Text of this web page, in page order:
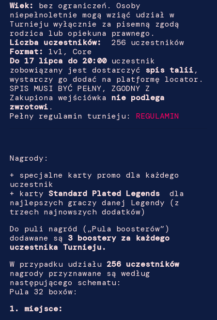
Wiek:
bez ograniczeń. Osoby
niepełnoletnie mogą wziąć udział w
Turnieju wyłącznie za pisemną zgodą
rodzica lub opiekuna prawnego.
Liczba uczestników:
256 uczestników
Format:
1v1, Core
Do 17 lipca do 20:00uczestnik
zobowiązany jest dostarczyć spis talii,
wystarczy go dodać na platformę locator.
SPIS MUSI BYĆ PEŁNY, ZGODNY Z
Zakupiona wejściówka nie podlega
zwrotowi .
Pełny regulamin turnieju: REGULAMIN
Nagrody:
+ specjalne karty promo dla każdego
uczestnik
+ karty Standard Plated Legends
dla
najlepszych graczy danej Legendy (z
trzech najnowszych dodatków)
Do puli nagród („Pula boosterów”)
dodawane są 3 boostery za każdego
uczestnika Turnieju.
W przypadku udziału 256 uczestników
nagrody przyznawane są według
następującego schematu:
Pula 32 boxów:
1. miejsce: